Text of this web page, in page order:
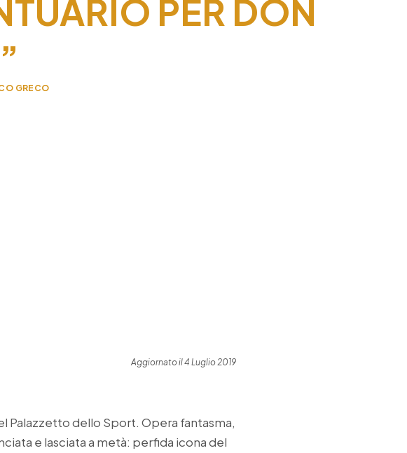
PER DON
GRECO
Aggiornato il 4 Luglio 2019
Palazzetto dello Sport. Opera fantasma,
e lasciata a metà: perfida icona del